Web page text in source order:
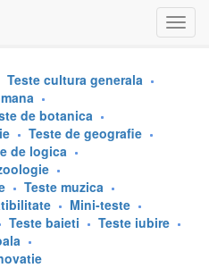
Teste cultura generala
de botanica
Teste de geografie
de logica
Teste muzica
Mini-teste
Teste baieti
Teste iubire